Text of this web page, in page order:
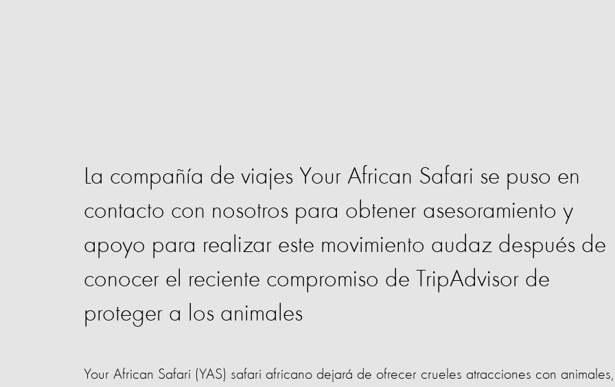
La compañía de viajes Your African Safari se puso en
contacto con nosotros para obtener asesoramiento y
apoyo para realizar este movimiento audaz después de
conocer el reciente compromiso de TripAdvisor de
proteger a los animales
Your African Safari (YAS) safari africano dejará de ofrecer crueles atracciones con animales,